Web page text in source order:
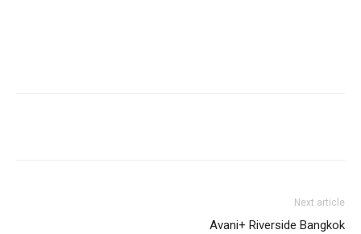
Next article
Avani+ Riverside Bangkok